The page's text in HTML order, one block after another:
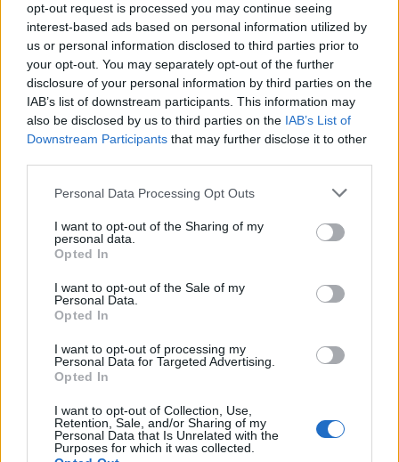
opt-out request is processed you may continue seeing
interest-based ads based on personal information utilized by
us or personal information disclosed to third parties prior to
your opt-out. You may separately opt-out of the further
disclosure of your personal information by third parties on the
IAB’s list of downstream participants. This information may
also be disclosed by us to third parties on the IAB’s List of
Downstream Participants that may further disclose it to other
Personal Data Processing Opt Outs
I want to opt-out of the Sharing of my
personal data.
Opted In
I want to opt-out of the Sale of my
Personal Data.
Opted In
I want to opt-out of processing my
Personal Data for Targeted Advertising.
Opted In
I want to opt-out of Collection, Use,
Retention, Sale, and/or Sharing of my
Personal Data that Is Unrelated with the
Purposes for which it was collected.
A
M I G
A
Sigla da Organização Mundial de Boxe
O
M
B
__ Sheeran, cantor e compositor britânico:
R
I
Vive Alice e Jane Eyre no cinema, __ Wasikowska:
I
A
Sigla para Educação de Jovens e Adultos
__ Reymond, ator brasileiro: